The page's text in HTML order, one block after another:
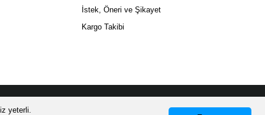
yeterli.
İstek, Öneri ve Şikayet
Kargo Takibi